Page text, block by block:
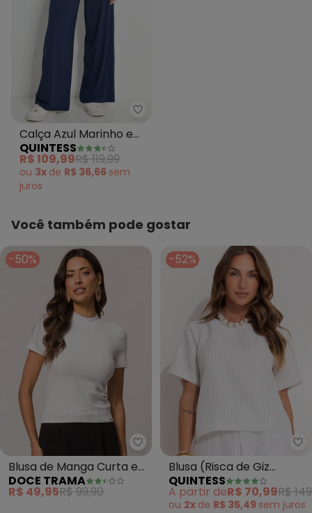
Quintess - Calça Azul Marinho
Calça Azul Marinho em
Malha de Viscose
QUINTESS
R$ 109,99R$ 119,99
ou 3x de R$ 36,66 sem
juros
Você também pode gostar
-50%
Doce Trama - Blusa de Manga
Blusa de Manga Curta em
Ribana (Branco)
DOCE TRAMA
R$ 49,95R$ 99,90
-52%
Blusa (Risca de Giz
Branco) em Alfaiataria
QUINTESS
A partir deR$ 70,99R$
ou 2x de R$ 35,49 sem juros